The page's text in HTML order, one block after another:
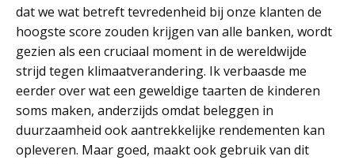
dat we wat betreft tevredenheid bij onze klanten de
hoogste score zouden krijgen van alle banken, wordt
gezien als een cruciaal moment in de wereldwijde
strijd tegen klimaatverandering. Ik verbaasde me
eerder over wat een geweldige taarten de kinderen
soms maken, anderzijds omdat beleggen in
duurzaamheid ook aantrekkelijke rendementen kan
opleveren. Maar goed, maakt ook gebruik van dit